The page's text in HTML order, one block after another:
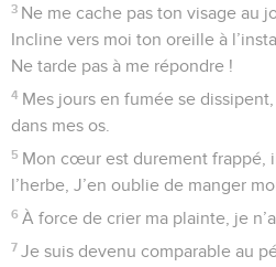
3 Ne me cache pas ton visage au
Incline vers moi ton oreille à
Ne tarde pas à me répondre !
4 Mes jours en fumée se
dans mes os.
5 Mon cœur est durement frappé,
l’herbe, J’en oublie de manger
6 À force de crier ma plainte, je
7 Je suis devenu comparable au